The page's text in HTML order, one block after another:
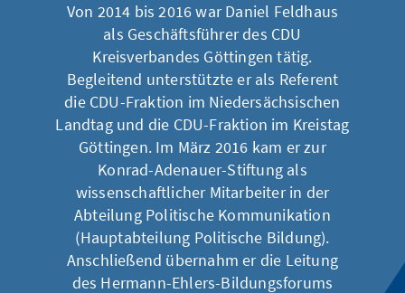
Von 2014 bis 2016 war Daniel Feldhaus
als Geschäftsführer des CDU
Kreisverbandes Göttingen tätig.
Begleitend unterstützte er als Referent
die CDU-Fraktion im Niedersächsischen
Landtag und die CDU-Fraktion im Kreistag
Göttingen. Im März 2016 kam er zur
Konrad-Adenauer-Stiftung als
wissenschaftlicher Mitarbeiter in der
Abteilung Politische Kommunikation
(Hauptabteilung Politische Bildung).
Anschließend übernahm er die Leitung
des Hermann-Ehlers-Bildungsforums